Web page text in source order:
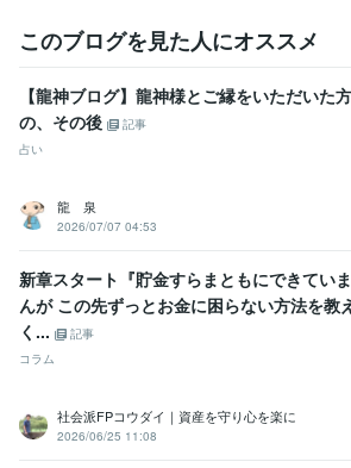
・1時間チャットサービス
返信回数縛りなし！
・お悩み相談
増やしていきます！
※購入前にDMをいただけると
間違えての購入が避けれたりしますので、
よろしくお願いいたします。
このブログを見た人にオススメ
【龍神ブログ】龍神様とご縁をいただいた方
の、その後
記事
占い
龍 泉
2026/07/07 04:53
新章スタート『貯金すらまともにできてい
んが この先ずっとお金に困らない方法を教
く...
記事
コラム
社会派FPコウダイ｜資産を守り心を楽に
2026/06/25 11:08